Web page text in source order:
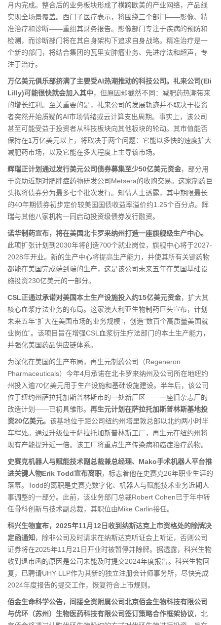
月内完成。整合后的业务板块形成了横跨欧美的产业网络，产品线
实现全场景覆盖。西门子医疗表示，将围绕三个部门——影像、精
准治疗和诊断——重组其财务报告。影像部门专注于疾病的预防和
检测，而诊断部门将在其自身架构下追求自身战略。精准治疗是一
个新的部门，将结合集团的瓦里安肿瘤业务、先进疗法和超声，专
注于治疗。
万亿美元俱乐部挤满了主要受AI热潮推动的科技公司。礼来公司(Eli
Lilly)可能很快就会加入其中，但原因却截然不同：减肥药热潮带来
的增长红利。至关重要的是，礼来公司的发展轨迹并不取决于投资
者突然开始质疑的AI市场情绪或云计算支出周期。事实上，该公司
甚至可能受益于投资者从科技板块向其他板块的轮动。其市值能否
保持在1万亿美元以上，将取决于两个问题：它能以多快的速度扩大
减肥药市场，以及它能在多大程度上主导该市场。
辉瑞正计划通过发行美元公司债券募集至少50亿美元资金，部分用
于资助近期对肥胖症药物研发公司Metsera的收购交易。这家制药巨
头拟将债券分为最多七个批次发行。知情人士透露，其中期限最长
的40年期债券初步定价较美国国债收益率溢价约1.25个百分点。辉
瑞与其他八家机构一同启动投资级债券发行融资。
诺华制药宣布，将在美国北卡罗来纳州打造一座旗舰级生产中心。
此项扩张计划到2030年将创造700个就业岗位，旗舰中心将于2027-
2028年开业。新的生产中心将提高生产能力，并使其所有关键药物
都能在美国完成端到端的生产，这是该公司未来五年在美国基础设
施投资230亿美元的一部分。
CSL正通过承诺对美国本土生产设施投入约15亿美元资金，扩大其
核心血浆疗法业务的布局。这家澳大利亚生物制药巨头宣布，计划
未来五年“扩大在美国市场的业务规模”，创造“数百个高质量美国就
业岗位”。该项目旨在增强CSL血浆衍生疗法部门的本土生产能力，
并强化美国药品供应链体系。
为深化在美国的生产布局，再生元制药公司（Regeneron
Pharmaceuticals）今年4月承诺在北卡罗来纳州及公司所在地纽约
州投入逾70亿美元用于生产设施和基础设施建设。半年后，该公司
位于纽约州萨拉托加斯普林斯市的一处新厂区——一座旧杂志厂的
改造计划——已初具雏形。 再生元计划在萨拉托加斯普林斯基地投
资20亿美元。 该基地位于距公司纽约州塔里敦总部以北约两小时半
车程处。通过升级位于萨拉托加斯普林斯工厂，再生元在纽约州将
现有产能提升近一倍。该工厂将重点生产传染病和癌症治疗药物。
史赛克机器人与赋能技术副总裁兼总经理、Mako手术机器人平台推
进关键人物Erik Todd宣布离职，标志着他在史赛克26年职业生涯的
落幕。Todd的离职是史赛克数字化、机器人与赋能技术业务近期人
事调整的一部分。此前，该业务部门总裁Robert Cohen已于年中转
任骨科创新与技术副总裁，其职位由Mike Carlin接任。
科兴生物宣布，2025年11月12日收到纳斯达克上市资格处的除牌决
定函通知 ，除非公司及时请求在纳斯达克听证会上听证，否则公司
证券将在2025年11月21日开业时被暂停并除牌。据透露，科兴生物
收到退市函的原因是公司未能及时提交2024年度报告。科兴生物回
复，已聘请UHY LLP作为其新的独立注册会计师事务所，尽快完成
2024年度报告的提交工作，恢复符合上市规则。
佰金生命科学公告，间接全资附属公司北京佰金生物科技有限公司
与优环（苏州）生物医药科技有限公司签订策略合作框架协议，北